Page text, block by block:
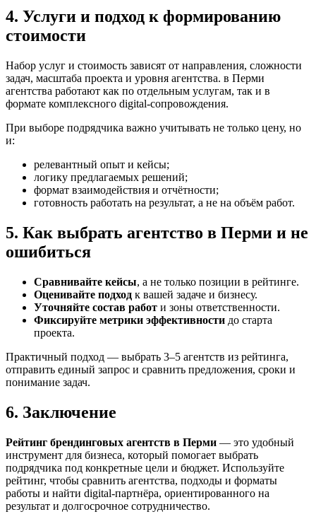
4. Услуги и подход к формированию
стоимости
Набор услуг и стоимость зависят от направления, сложности
задач, масштаба проекта и уровня агентства. в Перми
агентства работают как по отдельным услугам, так и в
формате комплексного digital-сопровождения.
При выборе подрядчика важно учитывать не только цену, но
и:
релевантный опыт и кейсы;
логику предлагаемых решений;
формат взаимодействия и отчётности;
готовность работать на результат, а не на объём работ.
5. Как выбрать агентство в Перми и не
ошибиться
Сравнивайте кейсы, а не только позиции в рейтинге.
Оценивайте подход к вашей задаче и бизнесу.
Уточняйте состав работ и зоны ответственности.
Фиксируйте метрики эффективности до старта
проекта.
Практичный подход — выбрать 3–5 агентств из рейтинга,
отправить единый запрос и сравнить предложения, сроки и
понимание задач.
6. Заключение
Рейтинг брендинговых агентств в Перми — это удобный
инструмент для бизнеса, который помогает выбрать
подрядчика под конкретные цели и бюджет. Используйте
рейтинг, чтобы сравнить агентства, подходы и форматы
работы и найти digital-партнёра, ориентированного на
результат и долгосрочное сотрудничество.